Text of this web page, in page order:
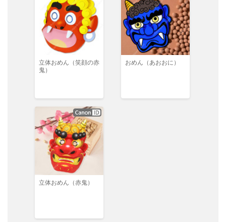
立体おめん（笑顔の赤
鬼）
おめん（あおおに）
立体おめん（赤鬼）